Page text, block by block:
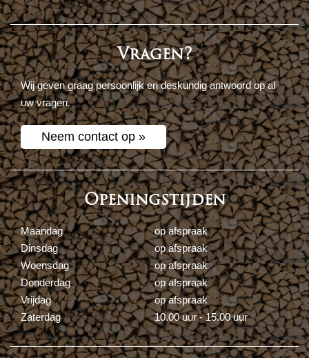
Vragen?
Wij geven graag persoonlijk en deskundig antwoord op al
uw vragen.
Neem contact op »
Openingstijden
Maandag
op afspraak
Dinsdag
op afspraak
Woensdag
op afspraak
Donderdag
op afspraak
Vrijdag
op afspraak
Zaterdag
10.00 uur - 15.00 uur